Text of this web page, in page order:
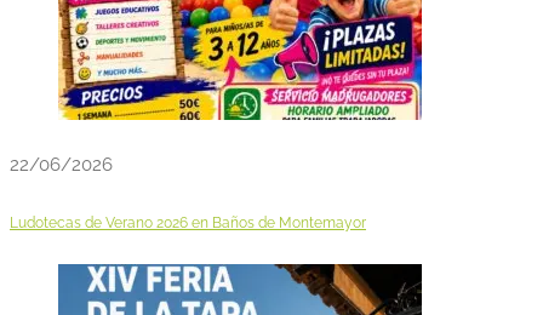
22/06/2026
Ludotecas de Verano 2026 en Baños de Montemayor